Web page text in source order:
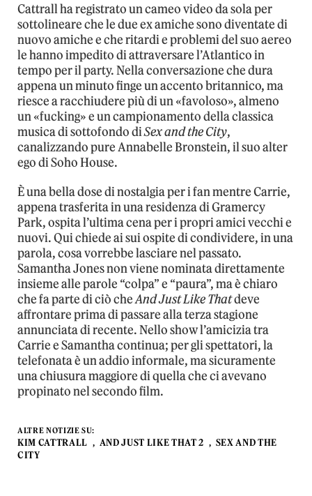
Cattrall ha registrato un cameo video da sola per
sottolineare che le due ex amiche sono diventate di
nuovo amiche e che ritardi e problemi del suo aereo
le hanno impedito di attraversare l’Atlantico in
tempo per il party. Nella conversazione che dura
appena un minuto finge un accento britannico, ma
riesce a racchiudere più di un «favoloso», almeno
un «fucking» e un campionamento della classica
musica di sottofondo diSex and the City,
canalizzando pure Annabelle Bronstein, il suo alter
ego di Soho House.
È una bella dose di nostalgia per i fan mentre Carrie,
appena trasferita in una residenza di Gramercy
Park, ospita l’ultima cena per i propri amici vecchi e
nuovi. Qui chiede ai sui ospite di condividere, in una
parola, cosa vorrebbe lasciare nel passato.
Samantha Jones non viene nominata direttamente
insieme alle parole “colpa” e “paura”, ma è chiaro
che fa parte di ciò cheAnd Just Like Thatdeve
affrontare prima di passare alla terza stagione
annunciata di recente. Nello show l’amicizia tra
Carrie e Samantha continua; per gli spettatori, la
telefonata è un addio informale, ma sicuramente
una chiusura maggiore di quella che ci avevano
propinato nel secondo film.
ALTRE NOTIZIE SU:
KIM CATTRALL AND JUST LIKE THAT 2
SEX AND THE
CITY